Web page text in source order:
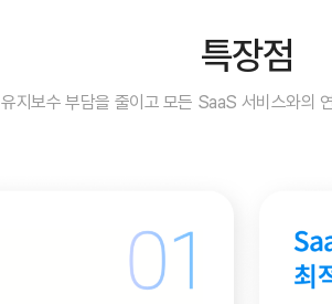
특장점
지보수 부담을 줄이고 모든 SaaS 서비스와의